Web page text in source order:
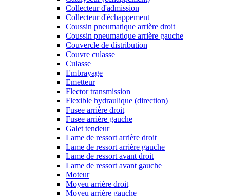
Collecteur d'admission
Collecteur d'échappement
Coussin pneumatique arrière droit
Coussin pneumatique arrière gauche
Couvercle de distribution
Couvre culasse
Culasse
Embrayage
Emetteur
Flector transmission
Flexible hydraulique (direction)
Fusee arrière droit
Fusee arrière gauche
Galet tendeur
Lame de ressort arrière droit
Lame de ressort arrière gauche
Lame de ressort avant droit
Lame de ressort avant gauche
Moteur
Moyeu arrière droit
Moyeu arrière gauche